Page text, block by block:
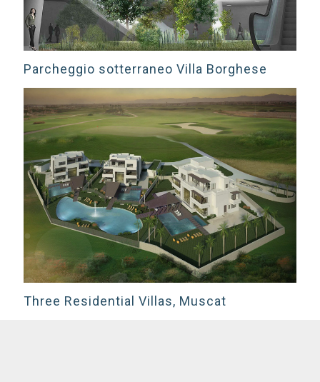
Parcheggio sotterraneo Villa Borghese
Three Residential Villas, Muscat